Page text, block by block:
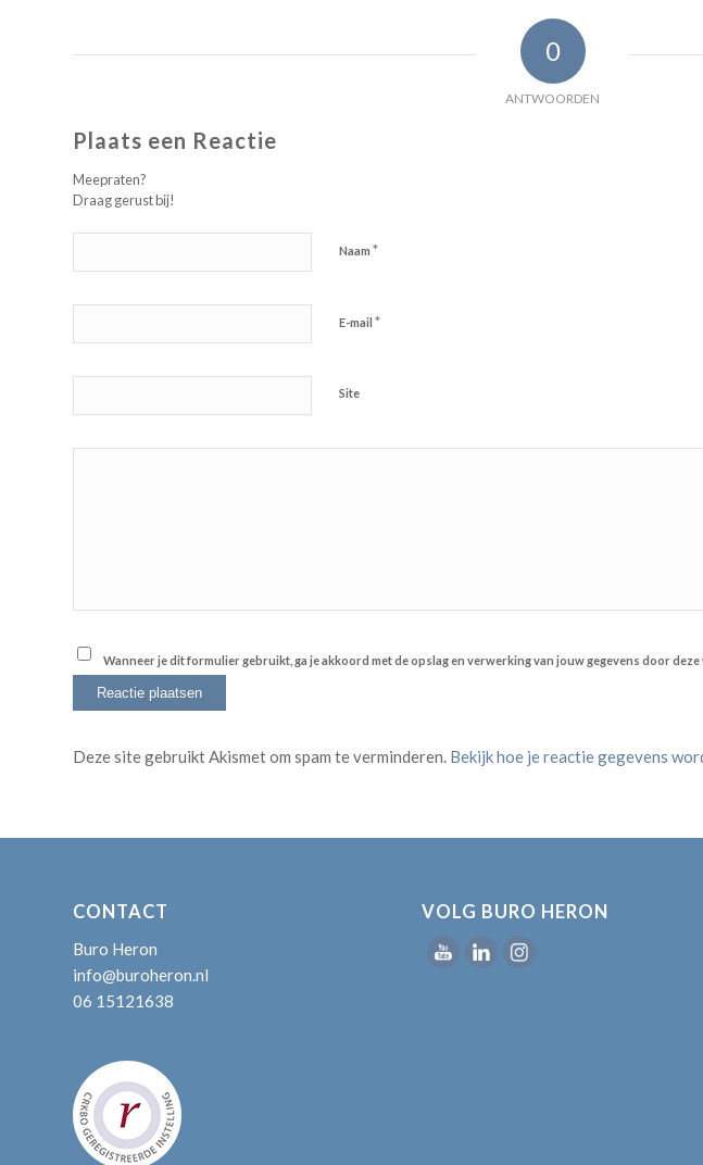
0
ANTWOORDEN
Plaats een Reactie
Meepraten?
Draag gerust bij!
Naam *
E-mail *
Site
Wanneer je dit formulier gebruikt, ga je akkoord met de opslag en verwerking van jouw gegevens door deze
Deze site gebruikt Akismet om spam te verminderen. Bekijk hoe je reactie gegevens
CONTACT
Buro Heron
info@buroheron.nl
06 15121638
VOLG BURO HERON